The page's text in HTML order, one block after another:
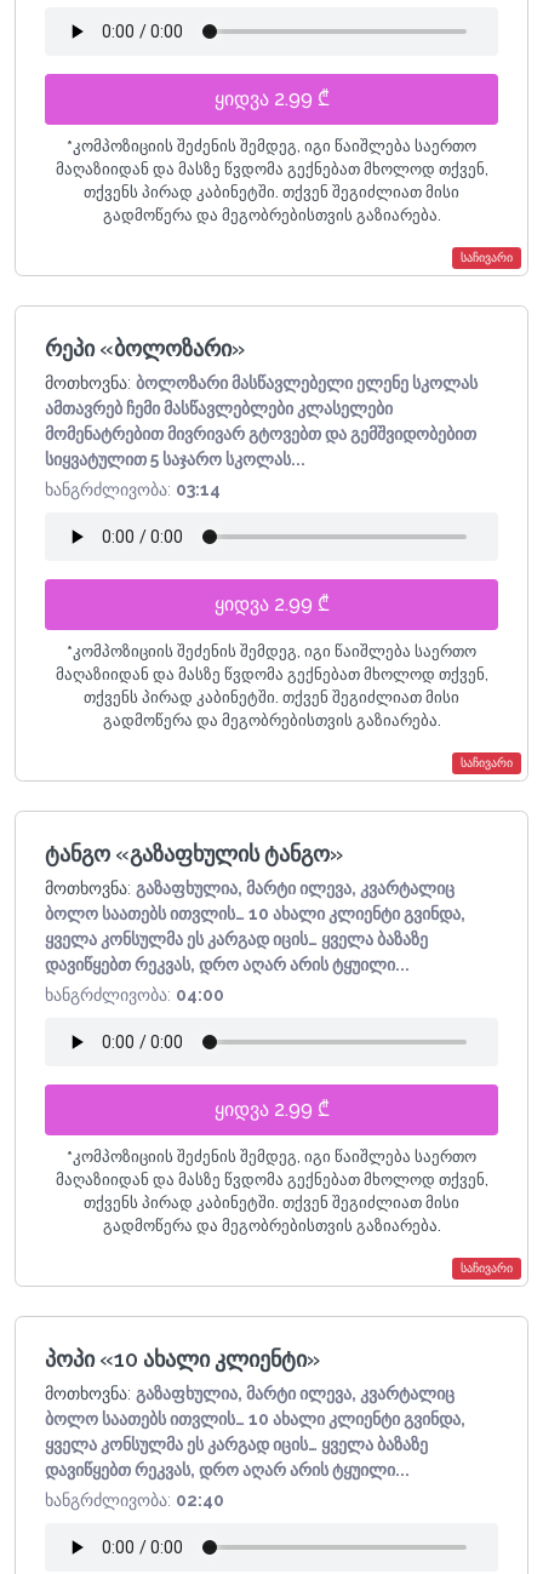
საჩივარი
ყიდვა 2.99 ₾
*კომპოზიციის შეძენის შემდეგ, იგი წაიშლება საერთო
მაღაზიიდან და მასზე წვდომა გექნებათ მხოლოდ თქვენ,
თქვენს პირად კაბინეტში. თქვენ შეგიძლიათ მისი
გადმოწერა და მეგობრებისთვის გაზიარება.
საჩივარი
რეპი «ბოლოზარი»
მოთხოვნა: ბოლოზარი მასწავლებელი ელენე სკოლას
ამთავრებ ჩემი მასწავლებლები კლასელები
მომენატრებით მივრივარ გტოვებთ და გემშვიდობებით
სიყვატულით 5 საჯარო სკოლას...
ხანგრძლივობა: 03:14
ყიდვა 2.99 ₾
*კომპოზიციის შეძენის შემდეგ, იგი წაიშლება საერთო
მაღაზიიდან და მასზე წვდომა გექნებათ მხოლოდ თქვენ,
თქვენს პირად კაბინეტში. თქვენ შეგიძლიათ მისი
გადმოწერა და მეგობრებისთვის გაზიარება.
საჩივარი
ტანგო «გაზაფხულის ტანგო»
მოთხოვნა: გაზაფხულია, მარტი ილევა, კვარტალიც
ბოლო საათებს ითვლის… 10 ახალი კლიენტი გვინდა,
ყველა კონსულმა ეს კარგად იცის… ყველა ბაზაზე
დავიწყებთ რეკვას, დრო აღარ არის ტყუილი...
ხანგრძლივობა: 04:00
ყიდვა 2.99 ₾
*კომპოზიციის შეძენის შემდეგ, იგი წაიშლება საერთო
მაღაზიიდან და მასზე წვდომა გექნებათ მხოლოდ თქვენ,
თქვენს პირად კაბინეტში. თქვენ შეგიძლიათ მისი
გადმოწერა და მეგობრებისთვის გაზიარება.
პოპი «10 ახალი კლიენტი»
მოთხოვნა: გაზაფხულია, მარტი ილევა, კვარტალიც
ბოლო საათებს ითვლის… 10 ახალი კლიენტი გვინდა,
ყველა კონსულმა ეს კარგად იცის… ყველა ბაზაზე
დავიწყებთ რეკვას, დრო აღარ არის ტყუილი...
ხანგრძლივობა: 02:40